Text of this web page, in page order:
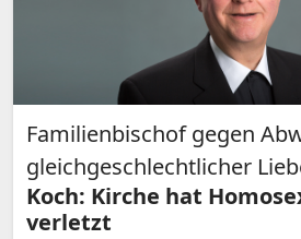
Familienbischof gegen
gleichgeschlechtlicher
Koch: Kirche hat
verletzt